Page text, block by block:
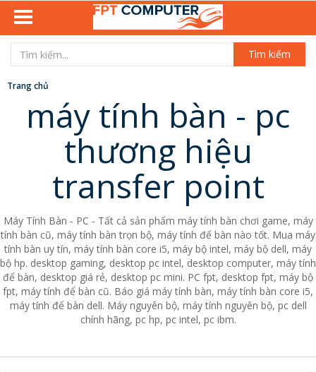
Tìm kiếm
Trang chủ
máy tính bàn - pc
thương hiệu
transfer point
Máy Tính Bàn - PC - Tất cả sản phẩm máy tính bàn chơi game, máy
tính bàn cũ, máy tính bàn trọn bộ, máy tính để bàn nào tốt. Mua máy
tính bàn uy tín, máy tính bàn core i5, máy bộ intel, máy bộ dell, máy
bộ hp. desktop gaming, desktop pc intel, desktop computer, máy tính
để bàn, desktop giá rẻ, desktop pc mini. PC fpt, desktop fpt, máy bộ
fpt, máy tính để bàn cũ. Báo giá máy tính bàn, máy tính bàn core i5,
máy tính để bàn dell. Máy nguyên bộ, máy tính nguyên bộ, pc dell
chính hãng, pc hp, pc intel, pc ibm.